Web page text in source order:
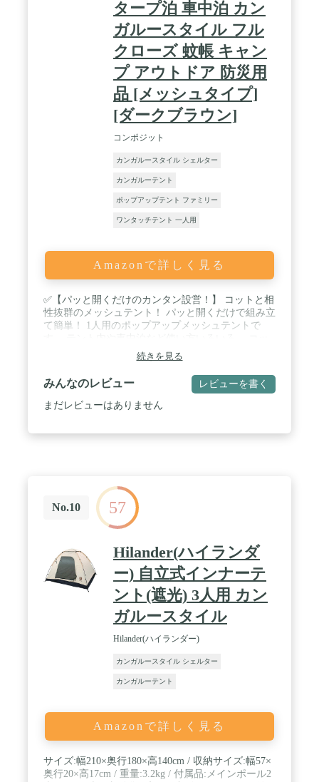
タープ泊 車中泊 カン
ガルースタイル フル
クローズ 蚊帳 キャン
プ アウトドア 防災用
品 [メッシュタイプ]
[ダークブラウン]
コンポジット
カンガルースタイル シェルター
カンガルーテント
ポップアップテント ファミリー
ワンタッチテント 一人用
Amazonで詳しく見る
✅【パッと開くだけのカンタン設営！】 コットと相
性抜群のメッシュテント！ パッと開くだけで組み立
て簡単！ 1人用のポップアップメッシュテントで
トとの相性は抜群です！ / ✅【様々なコットに取り
付け可能！】 コットに乗せてゴムバンドするだけな
ので、 様々なコットに簡単に設置ができます。 イ
ンナーテントを使用しないキャンプなどに ピッタリ
なアイテムです。 / ✅【シェルターやタープ内のイ
で、 ピクニックの時などにもＧＯＯＤ！ / ✅【商品
詳細】 サイズ 使用時 : (約)230cm×70cm×70cm 収納
時 : (約)φ70cm×4cm 重量 (約)1kg 材質 生地 : ポリエ
ステル フレーム : グラスファイバー 付属品 ・テン
ト本体×1 ・ペグ×4 ・専用収納バッグ×1 ・取扱説明
書(日本語) ※商品は、モニターによって色合いが異
なって見える場合があります。 ※仕様・デザインは
改良のため予告なく変更することがあります。 / [こ
んな商品をお探しの方に] インナーテント カンガル
ースタイル 自立式 メッシュ ワンタッチ ポップアッ
プテント シェルター テントinシェルター インナー
テントのみ ポップアップメッシュテント アウトド
ア アウトドア用品 キャンプ キャンプ用品 キャンプ
道具 Fieldoor フィールドア おしゃれ かんたん 初心
ウトドアグッズ フィールドギア アクセサリー レジ
キュー BBQ 運動会 クラブ活動 部活動 お花見 キャ
続きを見る
みんなのレビュー レビューを書く
まだレビューはありません
No.10 57
Hilander(ハイランダ
ー) 自立式インナーテ
ント(遮光) 3人用 カン
ガルースタイル
Hilander(ハイランダー)
カンガルースタイル シェルター
カンガルーテント
Amazonで詳しく見る
サイズ:幅210×奥行180×高140cm / 収納サイズ:幅57×
奥行20×高17cm / 重量:3.2kg / 付属品:メインポール2